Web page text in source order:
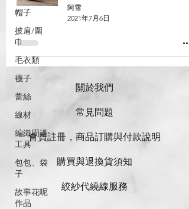
帽子
披肩/圍
巾
毛衣類
襪子
蕾絲
線材
編織周邊
工具
包包、袋
子
故事花呢
作品
阿雪
2021年7月6日
關於我們
常見問題
會員註冊，商品訂購與付款說明
購買與退換貨須知
絞紗代繞線服務